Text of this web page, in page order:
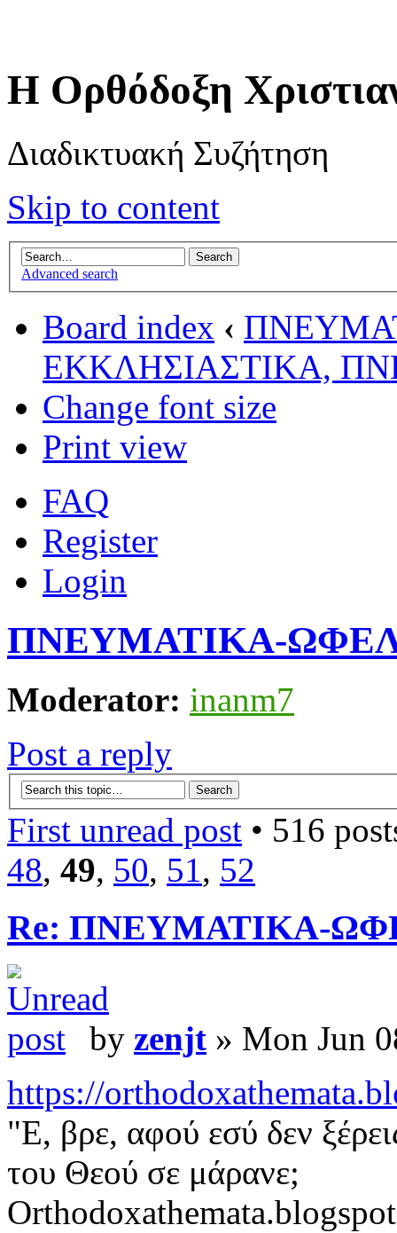
Η Ορθόδοξη
Διαδικτυακή Συζήτηση
Skip to content
Advanced search
Board index ‹
ΕΚΚΛΗΣΙΑΣΤΙΚΑ,
Change font size
Print view
FAQ
Register
Login
ΠΝΕΥΜΑΤΙΚΑ-
Moderator: inanm7
Post a reply
First unread post • 516
48, 49, 50, 51, 52
Re: ΠΝΕΥΜΑΤΙΚΑ-
by zenjt » Mon Jun
https://
"Ε, βρε, αφού εσύ δεν
του Θεού σε μάρανε;